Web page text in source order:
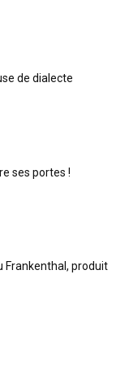
de dialecte
ses portes !
Frankenthal, produit